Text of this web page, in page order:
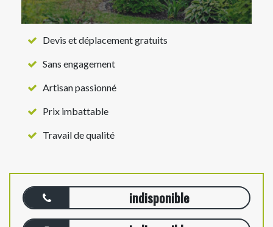
Devis et déplacement gratuits
Sans engagement
Artisan passionné
Prix imbattable
Travail de qualité
indisponible